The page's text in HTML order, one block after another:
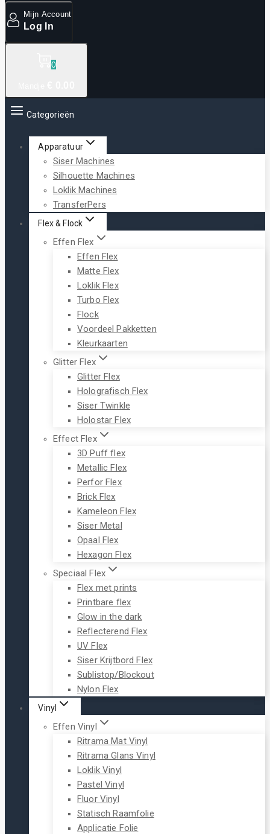
Mijn Account
Log In
0
Categorieën
Apparatuur
Siser Machines
Silhouette Machines
Loklik Machines
TransferPers
Flex & Flock
Effen Flex
Effen Flex
Matte Flex
Loklik Flex
Turbo Flex
Flock
Voordeel Pakketten
Kleurkaarten
Glitter Flex
Glitter Flex
Holografisch Flex
Siser Twinkle
Holostar Flex
Effect Flex
3D Puff flex
Metallic Flex
Perfor Flex
Brick Flex
Kameleon Flex
Siser Metal
Opaal Flex
Hexagon Flex
Speciaal Flex
Flex met prints
Printbare flex
Glow in the dark
Reflecterend Flex
UV Flex
Siser Krijtbord Flex
Sublistop/Blockout
Nylon Flex
Vinyl
Effen Vinyl
Ritrama Mat Vinyl
Ritrama Glans Vinyl
Loklik Vinyl
Pastel Vinyl
Fluor Vinyl
Statisch Raamfolie
Applicatie Folie